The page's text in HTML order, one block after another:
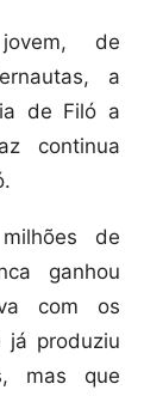
de
a
de Filó a
continua
de
ganhou
com os
já produziu
mas que